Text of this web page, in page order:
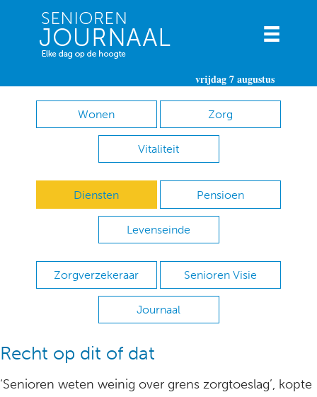
vrijdag 7 augustus
Wonen Zorg
Vitaliteit
Diensten Pensioen
Levenseinde
Zorgverzekeraar Senioren Visie
Journaal
Recht op dit of dat
‘Senioren weten weinig over grens zorgtoeslag’, kopte